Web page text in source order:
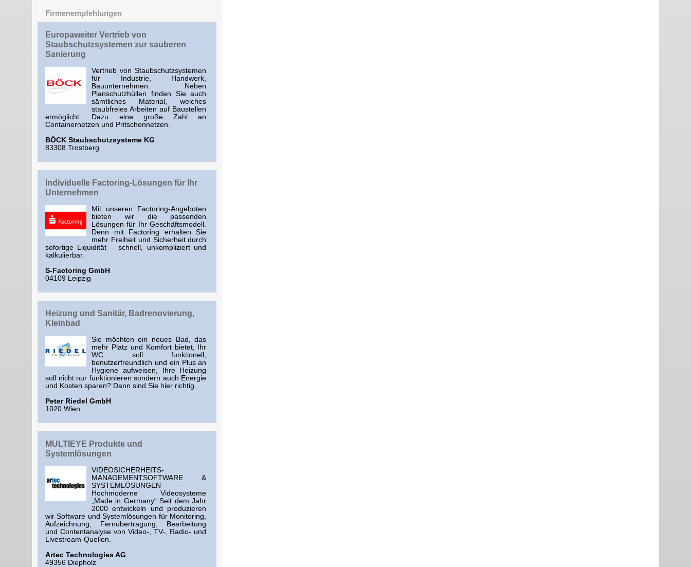
Firmenempfehlungen
Europaweiter Vertrieb von
Staubschutzsystemen zur sauberen
Sanierung
Vertrieb von Staubschutzsystemen
für Industrie, Handwerk,
Bauunternehmen. Neben
Planschutzhüllen finden Sie auch
sämtliches Material, welches
staubfreies Arbeiten auf Baustellen
ermöglicht. Dazu eine große Zahl an
Containernetzen und Pritschennetzen.
BÖCK Staubschutzsysteme KG
83308 Trostberg
Indivi­duelle Factoring-Lösungen für Ihr
Unternehmen
Mit unseren Factoring-Angeboten
bieten wir die passenden
Lösungen für Ihr Geschäfts­modell.
Denn mit Factoring erhalten Sie
mehr Freiheit und Sicherheit durch
sofortige Liquidität – schnell, unkompliziert und
kalkulierbar.
S-Factoring GmbH
04109 Leipzig
Heizung und Sanitär, Badrenovierung,
Kleinbad
Sie möchten ein neues Bad, das
mehr Platz und Komfort bietet, Ihr
WC soll funktionell,
benutzerfreundlich und ein Plus an
Hygiene aufweisen, Ihre Heizung
soll nicht nur funktionieren sondern auch Energie
und Kosten sparen? Dann sind Sie hier richtig.
Peter Riedel GmbH
1020 Wien
MULTIEYE Produkte und
Systemlösungen
VIDEOSICHERHEITS-
MANAGEMENTSOFTWARE &
SYSTEMLÖSUNGEN
Hochmoderne Videosysteme
„Made in Germany“ Seit dem Jahr
2000 entwickeln und produzieren
wir Software und Systemlösungen für Monitoring,
Aufzeichnung, Fernübertragung, Bearbeitung
und Contentanalyse von Video-, TV-, Radio- und
Livestream-Quellen.
Artec Technologies AG
49356 Diepholz